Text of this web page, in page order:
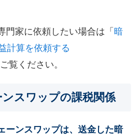
門家に依頼したい場合は「 暗
計算を依頼する
覧ください。
スワップの課税関係
ーンスワップは、送金した暗